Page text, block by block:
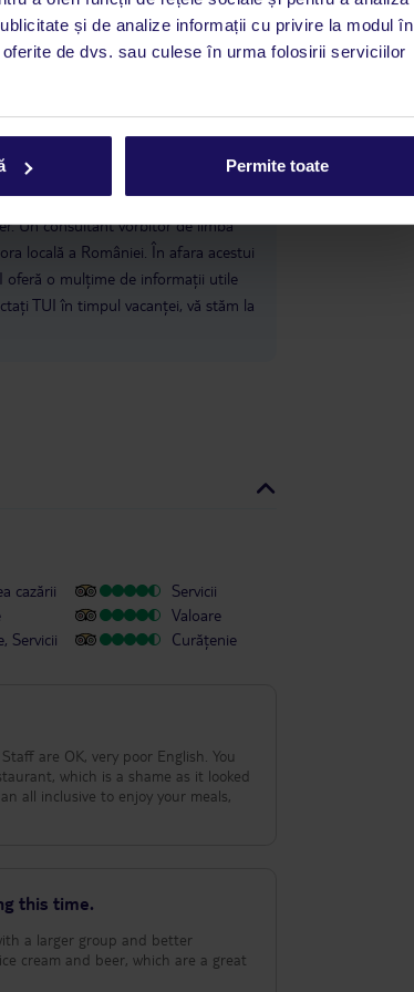
și de analize informații cu privire la modul în
de dvs. sau culese în urma folosirii serviciilor
Permite toate
pot folosi toate facilitățile
Un consultant vorbitor de limbă
locală a României. În afara acestui
oferă o mulțime de informații utile
TUI în timpul vacanței, vă stăm la
cazării
Servicii
Servicii
Valoare
Curățenie
are OK, very poor English. You
which is a shame as it looked
all inclusive to enjoy your meals,
this time.
a larger group and better
cream and beer, which are a great